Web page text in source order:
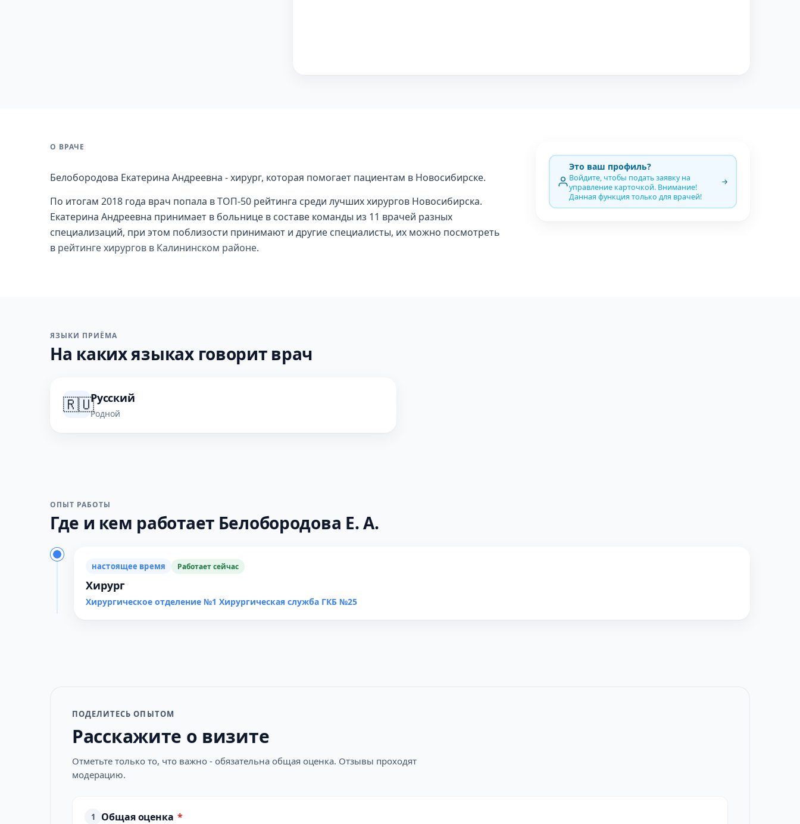
О ВРАЧЕ
Белобородова Екатерина Андреевна - хирург, которая помогает пациентам в Новосибирске.
По итогам 2018 года врач попала в ТОП-50 рейтинга среди лучших хирургов Новосибирска.
Екатерина Андреевна принимает в больнице в составе команды из 11 врачей разных
специализаций, при этом поблизости принимают и другие специалисты, их можно посмотреть
в рейтинге хирургов в Калининском районе.
Это ваш профиль?
Войдите, чтобы подать заявку на
управление карточкой. Внимание!
Данная функция только для врачей!
ЯЗЫКИ ПРИЁМА
На каких языках говорит врач
🇷🇺Русский
Родной
ОПЫТ РАБОТЫ
Где и кем работает Белобородова Е. А.
настоящее время Работает сейчас
Хирург
Хирургическое отделение №1 Хирургическая служба ГКБ №25
ПОДЕЛИТЕСЬ ОПЫТОМ
Расскажите о визите
Отметьте только то, что важно - обязательна общая оценка. Отзывы проходят
модерацию.
1 Общая оценка *